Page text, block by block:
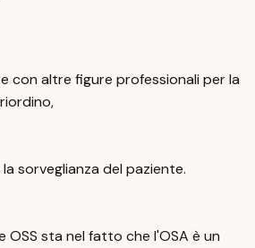
con altre figure professionali per la
sorveglianza del paziente.
OSS sta nel fatto che l'OSA è un